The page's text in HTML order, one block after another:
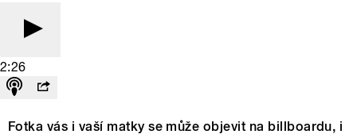
2:26
Fotka vás i vaší matky se může objevit na billboardu, i